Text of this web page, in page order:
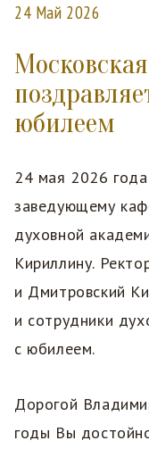
24 Май 2026
юбилеем
24 мая 2026
заведующему
духовной
Кириллину.
и Дмитровский
и сотрудники
с юбилеем.
Дорогой
годы Вы